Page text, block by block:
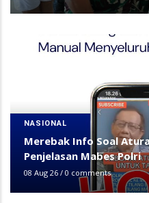
NASIONAL
Merebak Info Soal
Penjelasan Mabes Polri
08 Aug 26 / 0 comments